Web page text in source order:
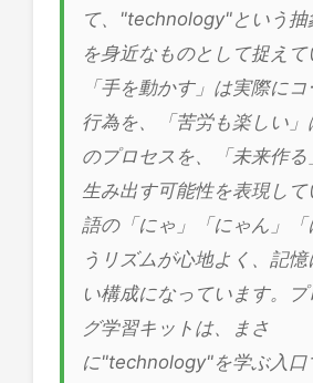
て、"technology"という抽
を身近なものとして捉えて
「手を動かす」は実際に
行為を、「苦労も楽しい
のプロセスを、「未来作
生み出す可能性を表現し
語の「にゃ」「にゃん」
うリズムが心地よく、記
い構成になっています。
グ学習キットは、まさ
に"technology"を学ぶ入口